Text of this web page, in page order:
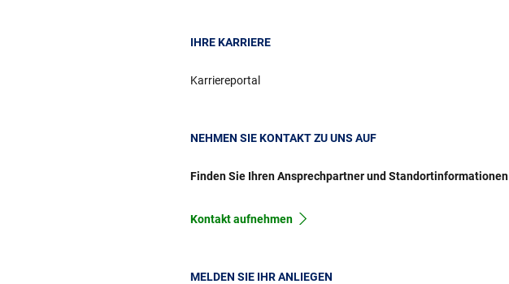
IHRE KARRIERE
Karriereportal
NEHMEN SIE KONTAKT ZU UNS AUF
Finden Sie Ihren Ansprechpartner und Standortinformationen
Kontakt aufnehmen
MELDEN SIE IHR ANLIEGEN